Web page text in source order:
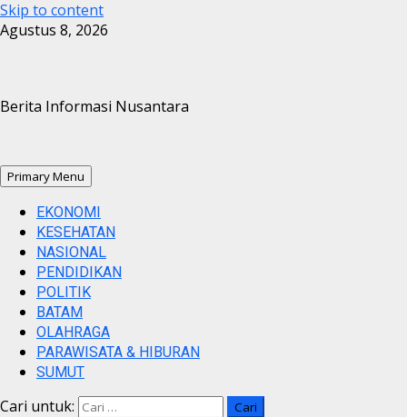
Skip to content
Agustus 8, 2026
Berita Informasi Nusantara
Primary Menu
EKONOMI
KESEHATAN
NASIONAL
PENDIDIKAN
POLITIK
BATAM
OLAHRAGA
PARAWISATA & HIBURAN
SUMUT
Cari untuk: